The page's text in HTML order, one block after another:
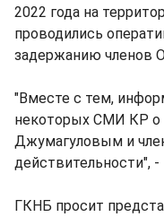
2022 года на
проводились
задержанию членов
"Вместе с тем,
некоторых СМИ КР о
Джумагуловым и
действительности",
ГКНБ просит